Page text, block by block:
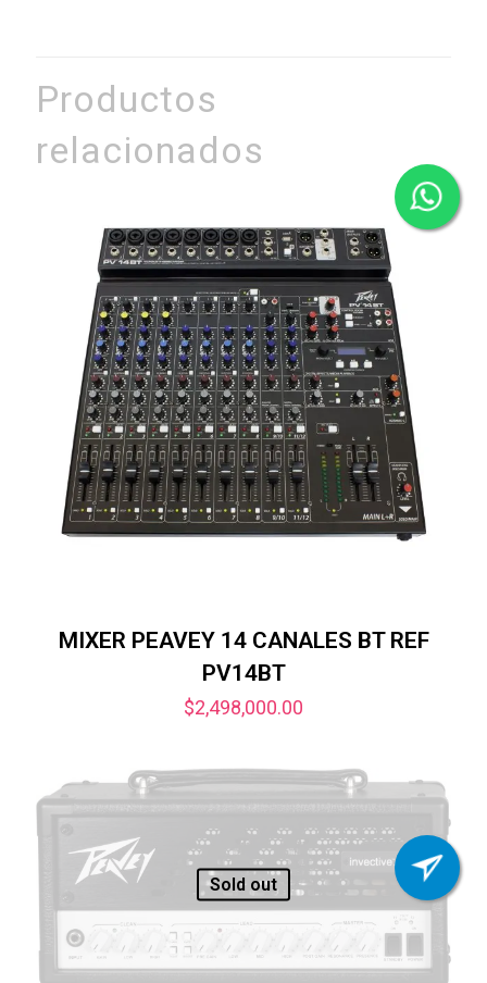
Productos
relacionados
MIXER PEAVEY 14 CANALES BT REF
PV14BT
$2,498,000.00
Sold out